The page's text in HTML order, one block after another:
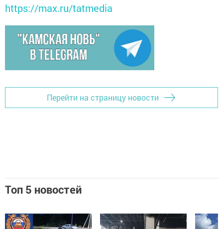
https://max.ru/tatmedia
Перейти на страницу новости
Топ 5 новостей